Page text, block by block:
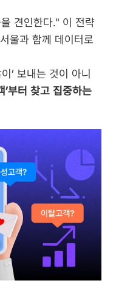
견인한다." 이 전략
울과 함께 데이터로
’ 보내는 것이 아니
’부터 찾고 집중하는